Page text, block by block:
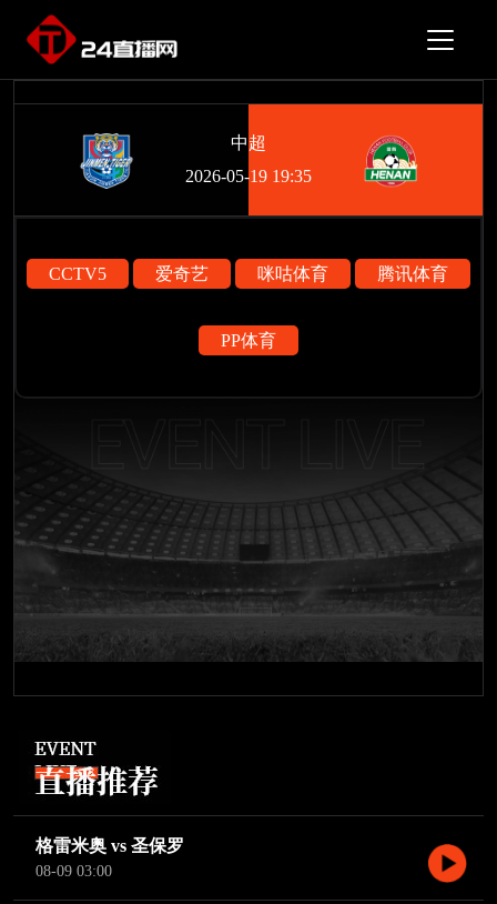
中超
2026-05-19 19:35
CCTV5 爱奇艺 咪咕体育 腾讯体育
PP体育
格雷米奥 vs 圣保罗
08-09 03:00